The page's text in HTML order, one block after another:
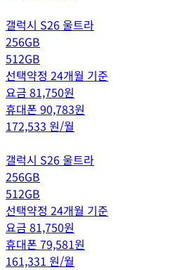
갤럭시 S26 울트라
256GB
512GB
선택약정 24개월 기준
요금 81,750원
휴대폰 90,783원
172,533 원/월
갤럭시 S26 울트라
256GB
512GB
선택약정 24개월 기준
요금 81,750원
휴대폰 79,581원
161,331 원/월